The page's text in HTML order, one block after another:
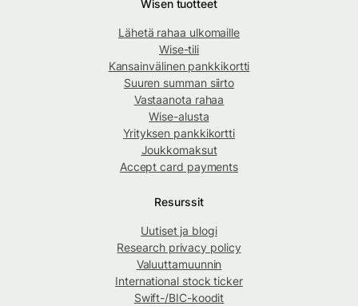
Wisen tuotteet
Lähetä rahaa ulkomaille
Wise-tili
Kansainvälinen pankkikortti
Suuren summan siirto
Vastaanota rahaa
Wise-alusta
Yrityksen pankkikortti
Joukkomaksut
Accept card payments
Resurssit
Uutiset ja blogi
Research privacy policy
Valuuttamuunnin
International stock ticker
Swift-/BIC-koodit